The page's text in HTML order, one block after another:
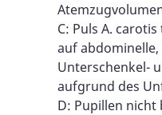
C: Puls A.
auf abdominelle,
Unterschenkel-
aufgrund des
D: Pupillen nicht